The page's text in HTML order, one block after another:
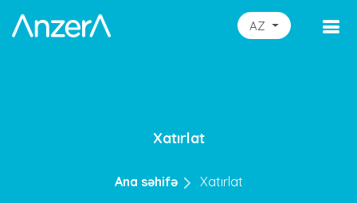
AZ
Xatırlat
Ana səhifə Xatırlat